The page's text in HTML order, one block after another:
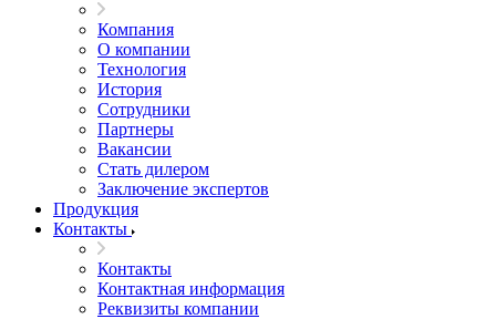
Компания
О компании
Технология
История
Сотрудники
Партнеры
Вакансии
Стать дилером
Заключение экспертов
Продукция
Контакты
Контакты
Контактная информация
Реквизиты компании